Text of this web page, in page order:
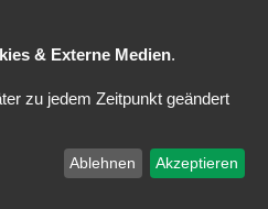
& Externe Medien.
zu jedem Zeitpunkt geändert
Ablehnen Akzeptieren